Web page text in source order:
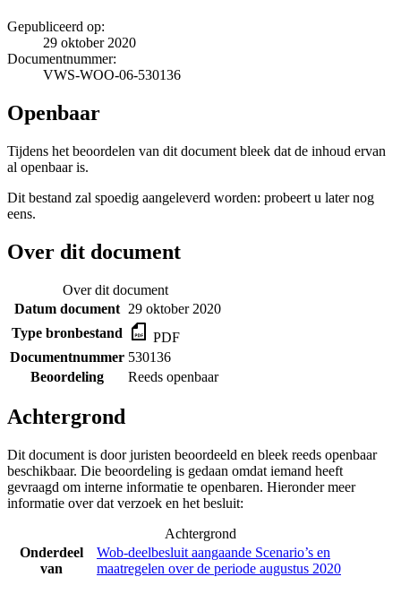
Gepubliceerd op:
29 oktober 2020
Documentnummer:
VWS-WOO-06-530136
Openbaar
Tijdens het beoordelen van dit document bleek dat de inhoud ervan
al openbaar is.
Dit bestand zal spoedig aangeleverd worden: probeert u later nog
eens.
Over dit document
Over dit document
Datum document 29 oktober 2020
Type bronbestand
PDF
Documentnummer 530136
Beoordeling
Reeds openbaar
Achtergrond
Dit document is door juristen beoordeeld en bleek reeds openbaar
beschikbaar. Die beoordeling is gedaan omdat iemand heeft
gevraagd om interne informatie te openbaren. Hieronder meer
informatie over dat verzoek en het besluit:
Achtergrond
Onderdeel
van
Wob-deelbesluit aangaande Scenario’s en
maatregelen over de periode augustus 2020